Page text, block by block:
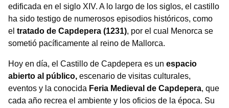
edificada en el siglo XIV. A lo largo de los siglos, el castillo
ha sido testigo de numerosos episodios históricos, como
el tratado de Capdepera (1231), por el cual Menorca se
sometió pacíficamente al reino de Mallorca.
Hoy en día, el Castillo de Capdepera es un espacio
abierto al público, escenario de visitas culturales,
eventos y la conocida Feria Medieval de Capdepera, que
cada año recrea el ambiente y los oficios de la época. Su